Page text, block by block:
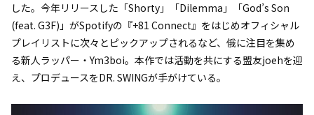
した。今年リリースした「Shorty」「Dilemma」「God’s Son
(feat. G3F)」がSpotifyの『+81 Connect』をはじめオフィシャル
プレイリストに次々とピックアップされるなど、俄に注目を集め
る新人ラッパー・Ym3boi。本作では活動を共にする盟友joehを迎
え、プロデュースをDR. SWINGが手がけている。